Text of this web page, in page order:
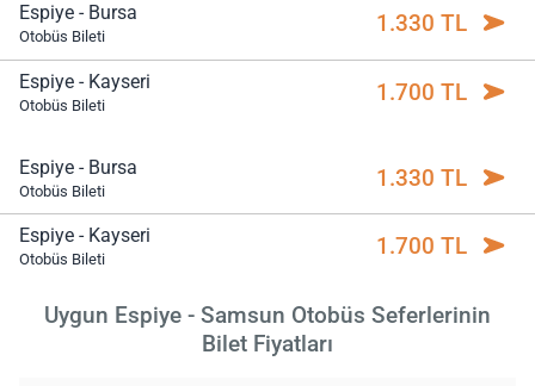
Espiye - Bursa
Otobüs Bileti 1.330 TL
Espiye - Kayseri
Otobüs Bileti 1.700 TL
Espiye - Bursa
Otobüs Bileti 1.330 TL
Espiye - Kayseri
Otobüs Bileti 1.700 TL
Uygun Espiye - Samsun Otobüs Seferlerinin
Bilet Fiyatları